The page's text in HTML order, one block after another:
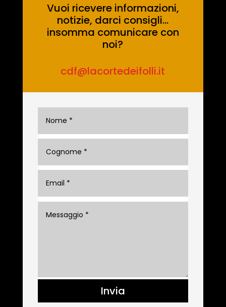
Vuoi ricevere informazioni,
notizie, darci consigli…
insomma comunicare con
noi?
cdf@lacortedeifolli.it
Invia